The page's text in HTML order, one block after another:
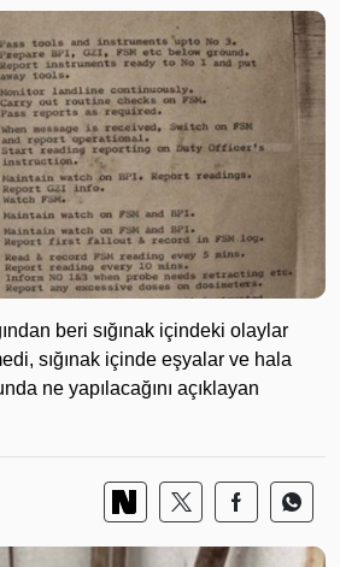
beri sığınak içindeki olaylar
sığınak içinde eşyalar ve hala
ne yapılacağını açıklayan